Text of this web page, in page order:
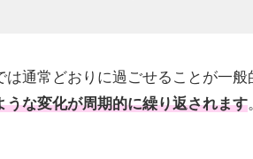
通常どおりに過ごせることが一般
な変化が周期的に繰り返されます